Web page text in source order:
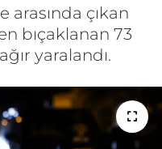
arasında çıkan
bıçaklanan 73
yaralandı.